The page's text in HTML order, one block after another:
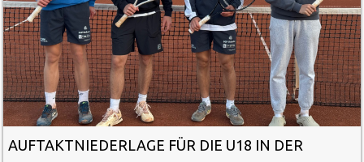
AUFTAKTNIEDERLAGE FÜR DIE U18 IN DER